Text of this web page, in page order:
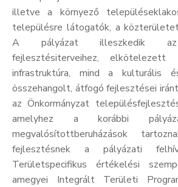
illetve a környező
településre látogatók, a közterületet
A pályázat illeszkedik az
fejlesztésiterveihez,
infrastruktúra, mind a kulturális
összehangolt, átfogó fejlesztései
az Önkormányzat
amelyhez a korábbi
megvalósítottberuházások
fejlesztésnek a pályázati
Területspecifikus értékelési
amegyei Integrált Területi